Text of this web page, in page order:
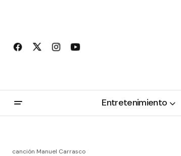
Entretenimiento
canción Manuel Carrasco